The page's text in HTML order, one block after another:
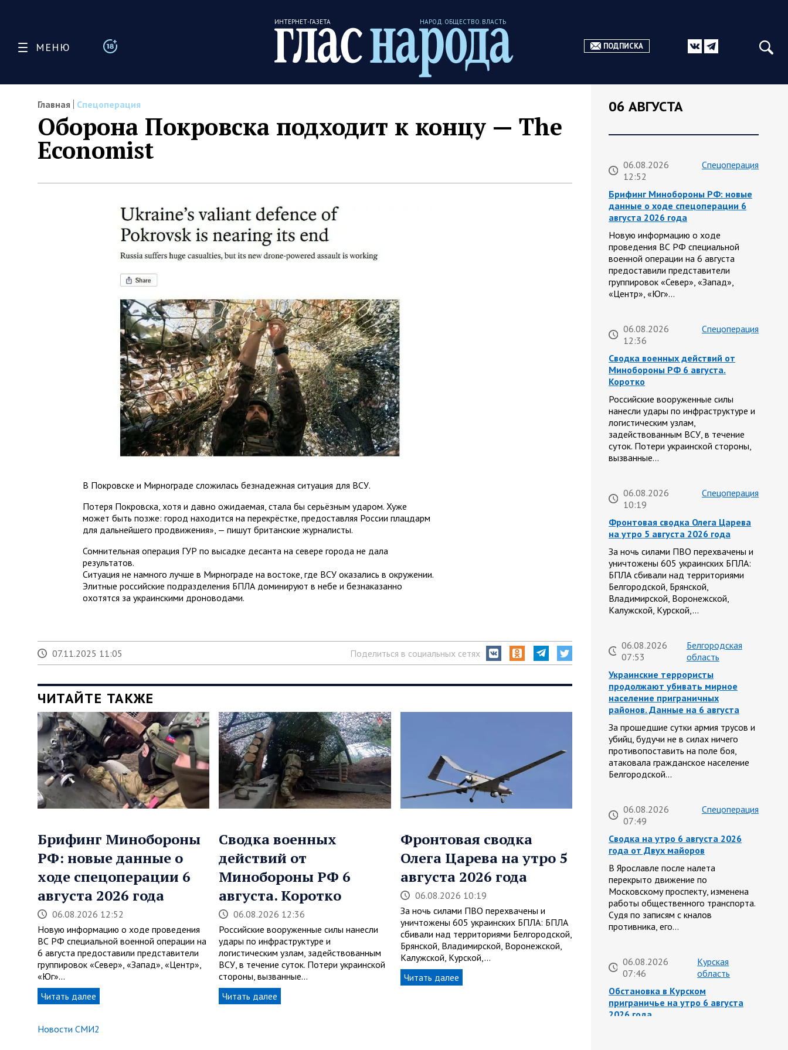
МЕНЮ
ИНТЕРНЕТ-ГАЗЕТА НАРОД. ОБЩЕСТВО. ВЛАСТЬ
ПОДПИСКА
Главная Спецоперация
Оборона Покровска подходит к концу — The
Economist
В Покровске и Мирнограде сложилась безнадежная ситуация для ВСУ.
Потеря Покровска, хотя и давно ожидаемая, стала бы серьёзным ударом. Хуже
может быть позже: город находится на перекрёстке, предоставляя России плацдарм
для дальнейшего продвижения», — пишут британские журналисты.
Сомнительная операция ГУР по высадке десанта на севере города не дала
результатов.
Ситуация не намного лучше в Мирнограде на востоке, где ВСУ оказались в окружении.
Элитные российские подразделения БПЛА доминируют в небе и безнаказанно
охотятся за украинскими дроноводами.
07.11.2025 11:05 Поделиться в социальных сетях
ЧИТАЙТЕ ТАКЖЕ
Брифинг Минобороны
РФ: новые данные о
ходе спецоперации 6
августа 2026 года
06.08.2026 12:52
Новую информацию о ходе проведения
ВС РФ специальной военной операции на
6 августа предоставили представители
группировок «Север», «Запад», «Центр»,
«Юг»…
Читать далее
Сводка военных
действий от
Минобороны РФ 6
августа. Коротко
06.08.2026 12:36
Российские вооруженные силы нанесли
удары по инфраструктуре и
логистическим узлам, задействованным
ВСУ, в течение суток. Потери украинской
стороны, вызванные…
Читать далее
Фронтовая сводка
Олега Царева на утро 5
августа 2026 года
06.08.2026 10:19
За ночь силами ПВО перехвачены и
уничтожены 605 украинских БПЛА: БПЛА
сбивали над территориями Белгородской,
Брянской, Владимирской, Воронежской,
Калужской, Курской,…
Читать далее
Новости СМИ2
06 АВГУСТА
06.08.2026
12:52
Спецоперация
Брифинг Минобороны РФ: новые
данные о ходе спецоперации 6
августа 2026 года
Новую информацию о ходе
проведения ВС РФ специальной
военной операции на 6 августа
предоставили представители
группировок «Север», «Запад»,
«Центр», «Юг»…
06.08.2026
12:36
Спецоперация
Сводка военных действий от
Минобороны РФ 6 августа.
Коротко
Российские вооруженные силы
нанесли удары по инфраструктуре и
логистическим узлам,
задействованным ВСУ, в течение
суток. Потери украинской стороны,
вызванные…
06.08.2026
10:19
Спецоперация
Фронтовая сводка Олега Царева
на утро 5 августа 2026 года
За ночь силами ПВО перехвачены и
уничтожены 605 украинских БПЛА:
БПЛА сбивали над территориями
Белгородской, Брянской,
Владимирской, Воронежской,
Калужской, Курской,…
06.08.2026
07:53
Белгородская
область
Украинские террористы
продолжают убивать мирное
население приграничных
районов. Данные на 6 августа
За прошедшие сутки армия трусов и
убийц, будучи не в силах ничего
противопоставить на поле боя,
атаковала гражданское население
Белгородской…
06.08.2026
07:49
Спецоперация
Сводка на утро 6 августа 2026
года от Двух майоров
В Ярославле после налета
перекрыто движение по
Московскому проспекту, изменена
работы общественного транспорта.
Судя по записям с кналов
противника, его…
06.08.2026
07:46
Курская
область
Обстановка в Курском
приграничье на утро 6 августа
2026 года